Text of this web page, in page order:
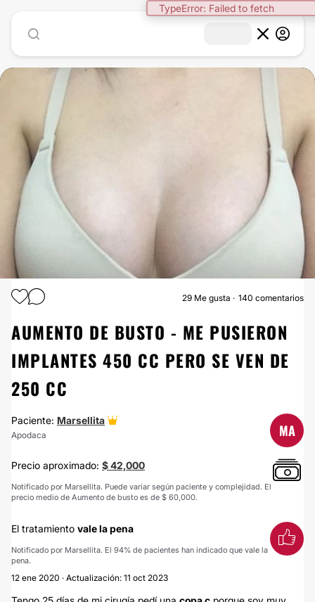
AUMENTO DE BUSTO
29 Me gusta 140 comentarios
AUMENTO DE BUSTO - ME PUSIERON
IMPLANTES 450 CC PERO SE VEN DE
250 CC
Paciente: Marsellita
Apodaca MA
Precio aproximado: $ 42,000
Notificado por Marsellita. Puede variar según paciente y complejidad. El
precio medio de Aumento de busto es de $ 60,000.
El tratamiento vale la pena
Notificado por Marsellita. El 94% de pacientes han indicado que vale la
pena.
12 ene 2020 · Actualización: 11 oct 2023